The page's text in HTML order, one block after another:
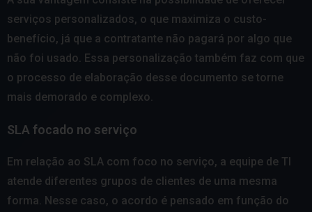
serviços personalizados, o que maximiza o custo-
benefício, já que a contratante não pagará por algo que
não foi usado. Essa personalização também faz com que
o processo de elaboração desse documento se torne
mais demorado e complexo.
SLA focado no serviço
Em relação ao SLA com foco no serviço, a equipe de TI
atende diferentes grupos de clientes de uma mesma
forma. Nesse caso, o acordo é pensado em função do